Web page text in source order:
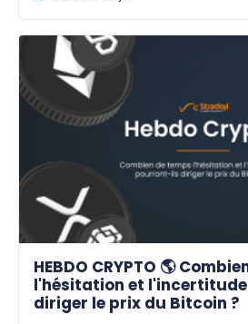
HEBDO CRYPTO 🌎
l'hésitation et
diriger le prix du Bitcoin ?